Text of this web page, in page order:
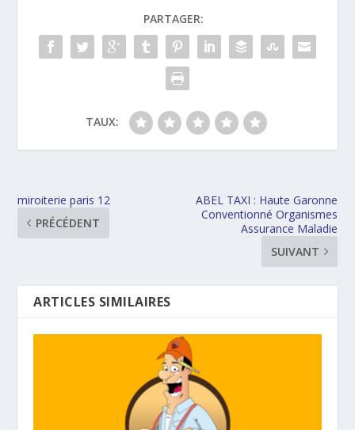
PARTAGER:
TAUX:
miroiterie paris 12
PRÉCÉDENT
ABEL TAXI : Haute Garonne
Conventionné Organismes
Assurance Maladie
SUIVANT
ARTICLES SIMILAIRES